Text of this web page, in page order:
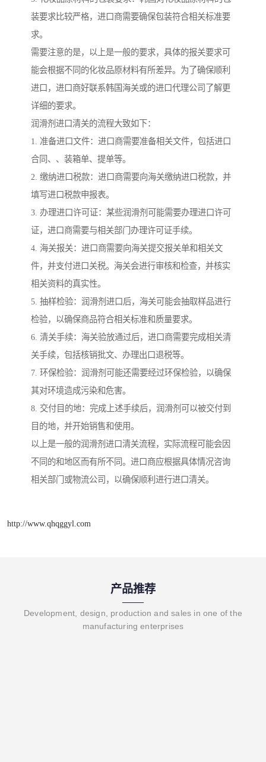
装要求比较严格，进口商需要确保包装符合相关标准要
求。
需要注意的是，以上是一般的要求，具体的报关要求可
能会根据不同的化妆品原材料有所差异。为了确保顺利
进口，进口商好联系韩国海关或的进口代理公司了解更
详细的要求。
润滑剂进口清关的流程大致如下：
1. 准备进口文件：进口商需要准备相关文件，包括进口
合同、、装箱单、提单等。
2. 缴纳进口税款：进口商需要向海关缴纳进口税款，并
填写进口税款申报表。
3. 办理进口许可证：某些润滑剂可能需要办理进口许可
证，进口商需要与相关部门办理许可证手续。
4. 海关报关：进口商需要向海关提交报关单和相关文
件，并支付进口关税。海关会进行审核和检查，并核实
相关资料的真实性。
5. 抽样检验：润滑剂进口后，海关可能会抽取样品进行
检验，以确保商品符合相关标准和质量要求。
6. 清关手续：海关验放通过后，进口商需要完成相关清
关手续，包括核销批文、办理出口退税等。
7. 环保检验：润滑剂可能还需要经过环保检验，以确保
其对环境造成污染和危害。
8. 交付目的地：完成上述手续后，润滑剂可以被交付到
目的地，并开始销售和使用。
以上是一般的润滑剂进口清关流程，实际流程可能会因
不同的和地区而有所不同。进口商应根据具体情况咨询
相关部门或物流公司，以确保顺利进行进口清关。
http://www.qhqggyl.com
产品推荐
Development, design, production and sales in one of the
manufacturing enterprises